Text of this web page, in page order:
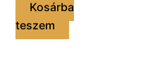
Kosárba
teszem